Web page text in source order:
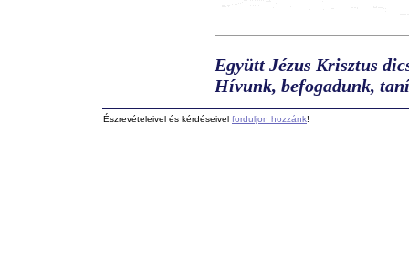
Együtt Jézus Krisztus
Hívunk, befogadunk,
Észrevételeivel és kérdéseivel forduljon hozzánk!